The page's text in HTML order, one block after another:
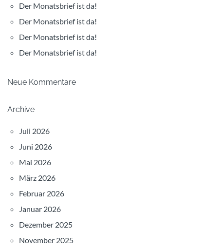
Der Monatsbrief ist da!
Der Monatsbrief ist da!
Der Monatsbrief ist da!
Der Monatsbrief ist da!
Neue Kommentare
Archive
Juli 2026
Juni 2026
Mai 2026
März 2026
Februar 2026
Januar 2026
Dezember 2025
November 2025